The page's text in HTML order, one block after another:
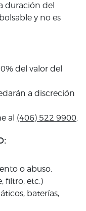
duración del
y no es
del valor del
a discreción
al (406) 522 9900.
o abuso.
filtro, etc.)
baterías,